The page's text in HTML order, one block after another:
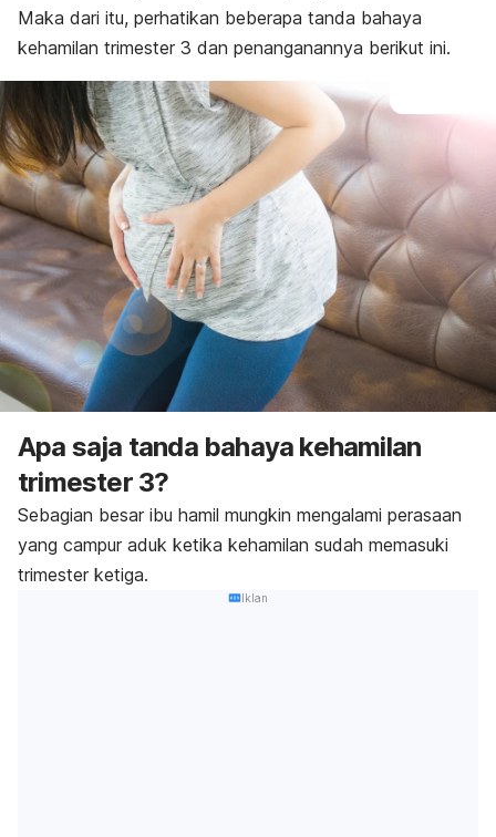
Maka dari itu, perhatikan beberapa tanda bahaya
kehamilan trimester 3 dan penanganannya berikut ini.
Apa saja tanda bahaya kehamilan
trimester 3?
Sebagian besar ibu hamil mungkin mengalami perasaan
yang campur aduk ketika kehamilan sudah memasuki
trimester ketiga.
Iklan